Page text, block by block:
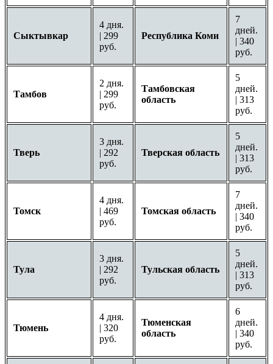
Сыктывкар
4 дня.
| 299
руб.
Республика Коми
7
дней.
| 340
руб.
Тамбов
2 дня.
| 299
руб.
Тамбовская
область
5
дней.
| 313
руб.
Тверь
3 дня.
| 292
руб.
Тверская область
5
дней.
| 313
руб.
Томск
4 дня.
| 469
руб.
Томская область
7
дней.
| 340
руб.
Тула
3 дня.
| 292
руб.
Тульская область
5
дней.
| 313
руб.
Тюмень
4 дня.
| 320
руб.
Тюменская
область
6
дней.
| 340
руб.